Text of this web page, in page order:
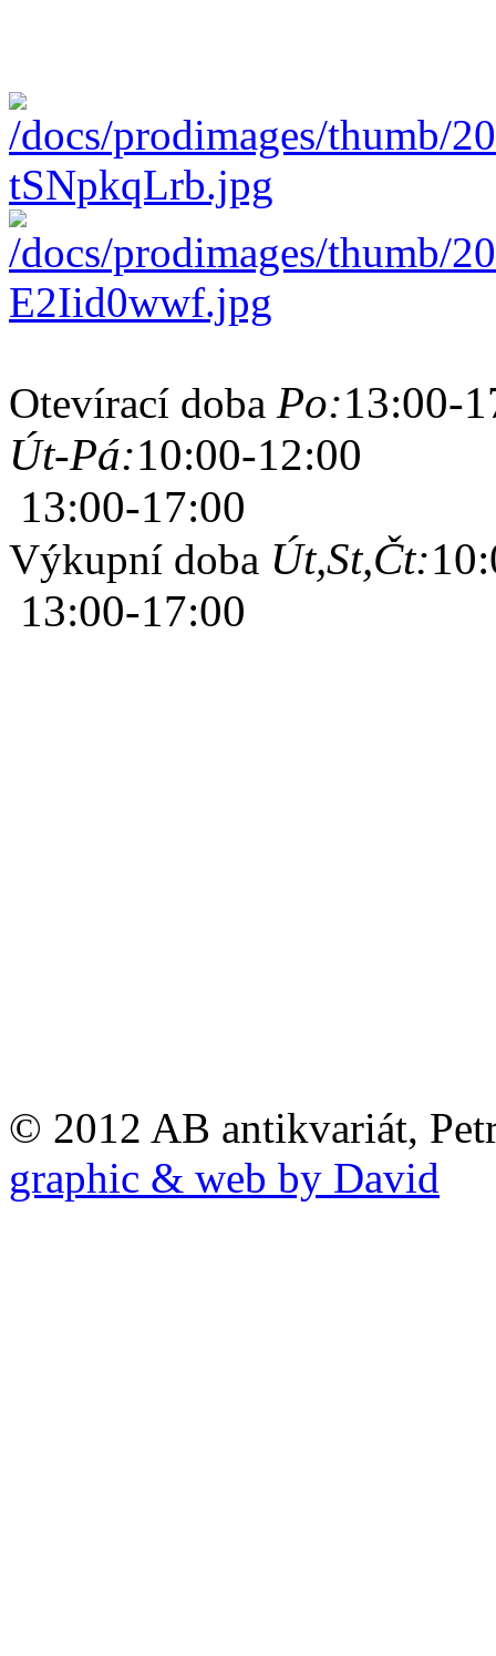
Otevírací doba Po:13:00-
Út-Pá:10:00-12:00
13:00-17:00
Výkupní doba Út,St,Čt:
13:00-17:00
© 2012 AB antikvariát,
graphic & web by David